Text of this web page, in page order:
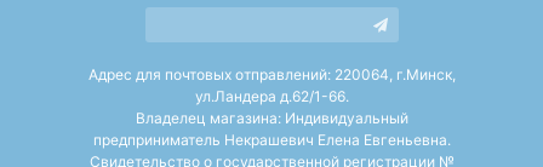
Адрес для почтовых отправлений: 220064, г.Минск,
ул.Ландера д.62/1-66.
Владелец магазина: Индивидуальный
предприниматель Некрашевич Елена Евгеньевна.
Свидетельство о государственной регистрации №